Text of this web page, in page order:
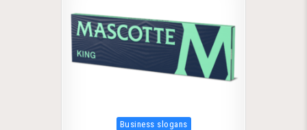
Posted in
Business slogans